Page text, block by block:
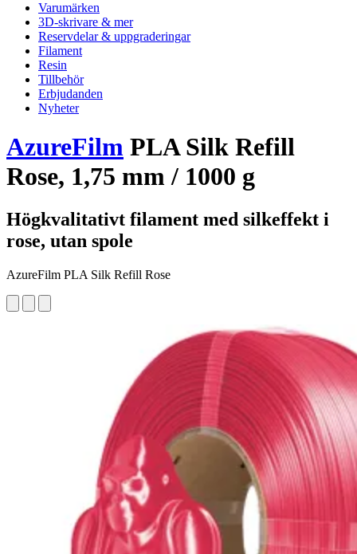
Varumärken
3D-skrivare & mer
Reservdelar & uppgraderingar
Filament
Resin
Tillbehör
Erbjudanden
Nyheter
AzureFilm PLA Silk Refill
Rose, 1,75 mm / 1000 g
Högkvalitativt filament med silkeffekt i
rose, utan spole
AzureFilm PLA Silk Refill Rose